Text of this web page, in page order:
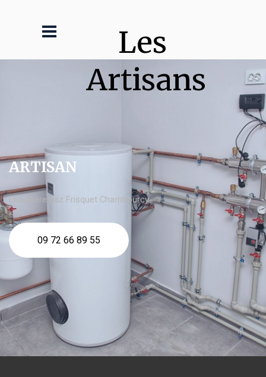
Les
Artisans
ARTISAN
chaudière gaz Frisquet Chambourcy
09 72 66 89 55